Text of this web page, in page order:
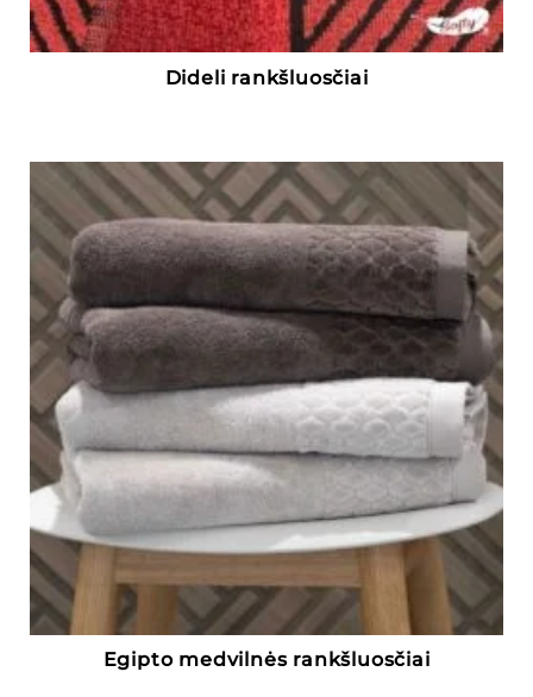
Dideli rankšluosčiai
Egipto medvilnės rankšluosčiai